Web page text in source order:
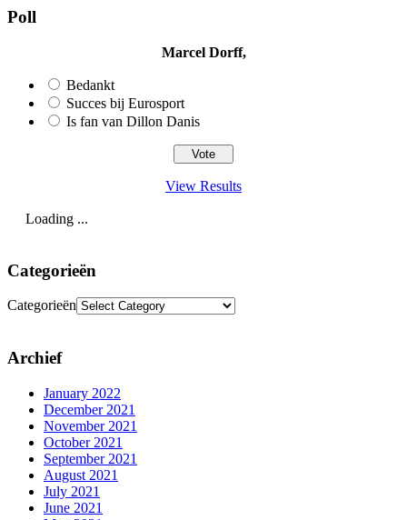
Poll
Marcel Dorff,
Bedankt
Succes bij Eurosport
Is fan van Dillon Danis
View Results
Loading ...
Categorieën
Categorieën
Archief
January 2022
December 2021
November 2021
October 2021
September 2021
August 2021
July 2021
June 2021